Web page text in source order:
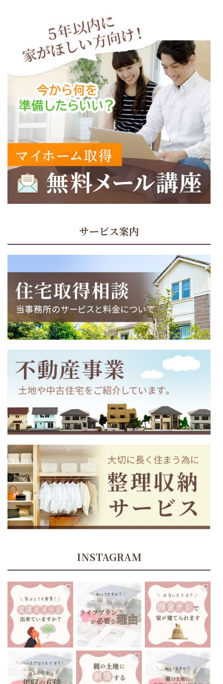
サービス案内
INSTAGRAM
tomoe_kikuchi_lifeplan
住宅ローン返済中、70歳
あたりでお金が足りなく
なることに、気づくことに
なったら…...
12月 13
tomoe_kikuchi_lifeplan
今までにない大きな買い
物になるマイホーム🏘
...
tomoe_kikuchi_lifeplan
“頭金ナシで家が建てられ
ます”と聞いたりしますよ
ね🤔
...
12月 8
tomoe_kikuchi_lifeplan
いくらまでなら住宅ローン
tomoe_kikuchi_lifeplan
前回は親の土地に新築す
tomoe_kikuchi_lifeplan
親御さんが所有している